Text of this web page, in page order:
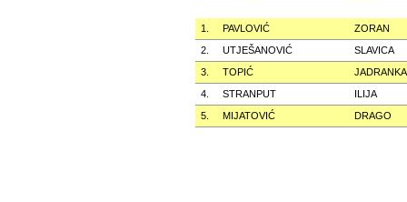
1. PAVLOVIĆ
ZORAN
2.
UTJEŠANOVIĆ
SLAVICA
3.
TOPIĆ
JADRANKA
4.
STRANPUT
ILIJA
5.
MIJATOVIĆ DRAGO